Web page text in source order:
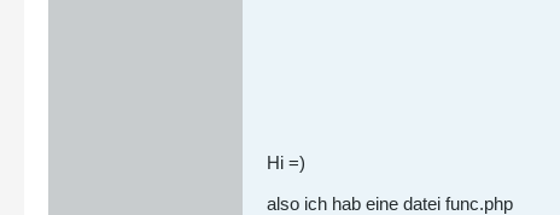
Hi =)
also ich hab eine datei func.php